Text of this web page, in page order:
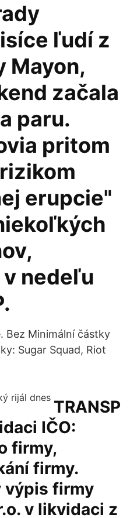
ľudí z
Mayon,
začala
paru.
pritom
erupcie"
nedeľu
Bez Minimální částky
Sugar Squad, Riot
TRANSP
IČO:
firmy,
firmy.
výpis firmy
v likvidaci z